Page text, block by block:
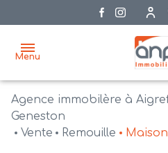
Menu
accueil
Agence immobilère à Aigrefeuille-Sur-Maine et
Geneston
Vente
Remouille Maison